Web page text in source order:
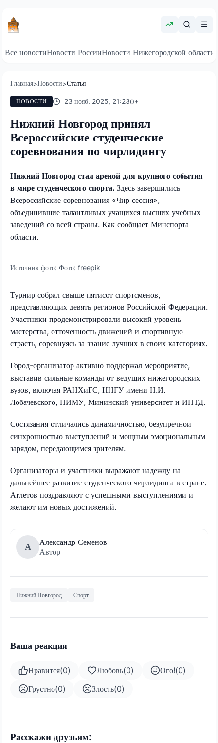
Все новостиНовости РоссииНовости Нижегородской области
Главная>Новости>Статья
НОВОСТИ 23 нояб. 2025, 21:230+
Нижний Новгород принял
Всероссийские студенческие
соревнования по чирлидингу
Нижний Новгород стал ареной для крупного события
в мире студенческого спорта. Здесь завершились
Всероссийские соревнования «Чир сессия»,
объединившие талантливых учащихся высших учебных
заведений со всей страны. Как сообщает Минспорта
области.
Источник фото: Фото: freepik
Турнир собрал свыше пятисот спортсменов,
представляющих девять регионов Российской Федерации.
Участники продемонстрировали высокий уровень
мастерства, отточенность движений и спортивную
страсть, соревнуясь за звание лучших в своих категориях.
Город-организатор активно поддержал мероприятие,
выставив сильные команды от ведущих нижегородских
вузов, включая РАНХиГС, ННГУ имени Н.И.
Лобачевского, ПИМУ, Мининский университет и ИПТД.
Состязания отличались динамичностью, безупречной
синхронностью выступлений и мощным эмоциональным
зарядом, передающимся зрителям.
Организаторы и участники выражают надежду на
дальнейшее развитие студенческого чирлидинга в стране.
Атлетов поздравляют с успешными выступлениями и
желают им новых достижений.
А
Александр Семенов
Автор
Нижний Новгород Спорт
Ваша реакция
Нравится(0) Любовь(0) Ого!(0)
Грустно(0) Злость(0)
Расскажи друзьям: